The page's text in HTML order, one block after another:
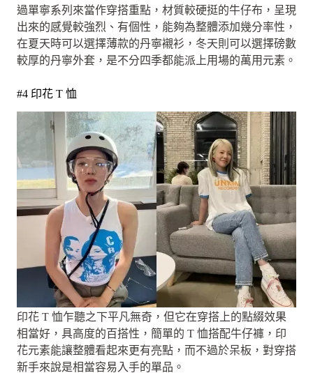
過單寧系列來當作穿搭重點，材質較硬挺的牛仔布，呈現
出來的感覺較強烈、有個性，能夠為整體添加幾分率性，
在夏天時可以選擇薄款的丹寧襯衫，冬天則可以選擇磅數
較厚的丹寧外套，是不分四季都能派上用場的萬用元素。
#4 印花 T 恤
印花 T 恤乍聽之下平凡無奇，但它在穿搭上的點綴效果
相當好，具高度的百搭性，簡單的 T 恤搭配牛仔褲，印
花元素能讓整體看起來更有亮點，而不過於呆板，對穿搭
新手來說是相當容易入手的單品。